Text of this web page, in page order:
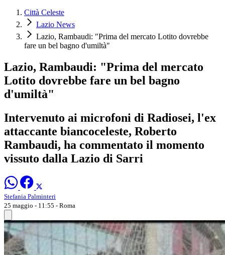
Città Celeste
Lazio News
Lazio, Rambaudi: "Prima del mercato Lotito dovrebbe
fare un bel bagno d'umiltà"
Lazio, Rambaudi: "Prima del mercato
Lotito dovrebbe fare un bel bagno
d'umiltà"
Intervenuto ai microfoni di Radiosei, l'ex
attaccante biancoceleste, Roberto
Rambaudi, ha commentato il momento
vissuto dalla Lazio di Sarri
Stefania Palminteri
25 maggio - 11:55 - Roma